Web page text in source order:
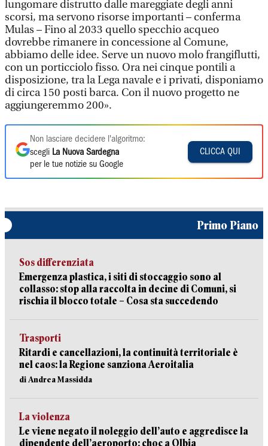
lungomare distrutto dalle mareggiate degli anni
scorsi, ma servono risorse importanti – conferma
Mulas – Fino al 2033 quello specchio acqueo
dovrebbe rimanere in concessione al Comune,
abbiamo delle idee. Serve un nuovo molo frangiflutti,
con un porticciolo fisso. Ora nei cinque pontili a
disposizione, tra la Lega navale e i privati, disponiamo
di circa 150 posti barca. Con il nuovo progetto ne
aggiungeremmo 200».
Non lasciare decidere l'algoritmo:
scegli La Nuova Sardegna
per le tue notizie su Google
CLICCA QUI
Primo Piano
Sos differenziata
Emergenza plastica, i siti di stoccaggio sono al
collasso: stop alla raccolta in decine di Comuni, si
rischia il blocco totale – Cosa sta succedendo
Trasporti
Ritardi e cancellazioni, la continuità territoriale è
nel caos: la Regione sanziona Aeroitalia
di Andrea Massidda
La violenza
Le viene negato il noleggio dell’auto e aggredisce la
dipendente dell’aeroporto: choc a Olbia